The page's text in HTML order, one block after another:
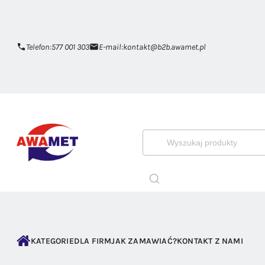
Telefon:577 001 303 E-mail:kontakt@b2b.awamet.pl
KATEGORIEDLA FIRMJAK ZAMAWIAĆ?KONTAKT Z NAMI